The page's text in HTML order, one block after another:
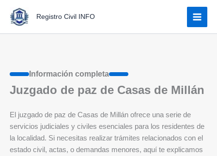
contenido
Registro Civil INFO
Información completa
Juzgado de paz de Casas de Millán
El juzgado de paz de Casas de Millán ofrece una serie de
servicios judiciales y civiles esenciales para los residentes de
la localidad. Si necesitas realizar trámites relacionados con el
estado civil, actas, o demandas menores, aquí te explicamos